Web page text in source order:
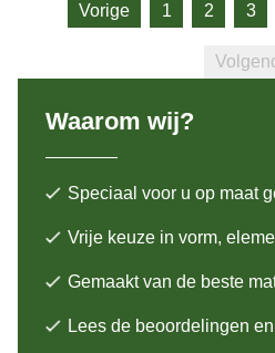
Vorige 1 2 3
Waarom wij?
Speciaal voor u op maat
Vrije keuze in vorm,
Gemaakt van de beste
Lees de beoordelingen